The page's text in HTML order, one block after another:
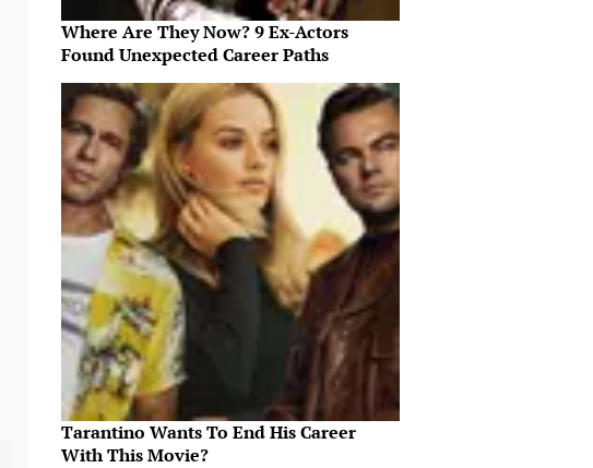
Where Are They Now? 9 Ex-Actors
Found Unexpected Career Paths
Tarantino Wants To End His Career
With This Movie?